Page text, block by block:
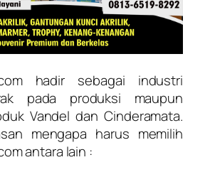
hadir sebagai industri
pada produksi maupun
Vandel dan Cinderamata.
mengapa harus memilih
antara lain :